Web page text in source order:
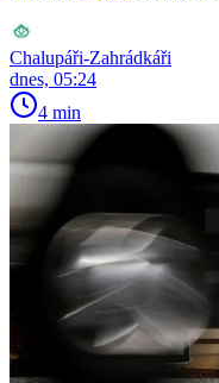
Chalupáři-Zahrádkáři
dnes, 05:24
4 min